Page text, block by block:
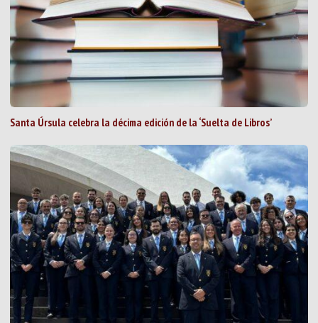
Santa Úrsula celebra la décima edición de la ‘Suelta de Libros’